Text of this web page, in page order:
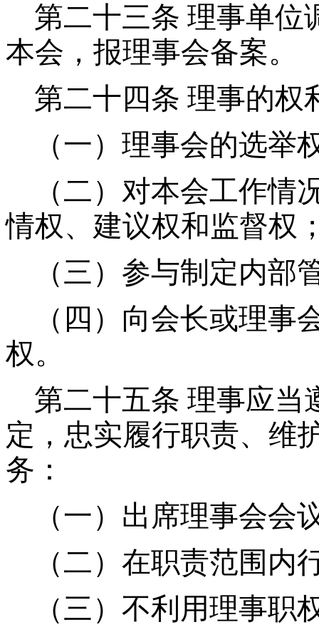
第二十三条 理事单位
本会，报理事会备案。
第二十四条 理事的权
（一）理事会的选举
（二）对本会工作情
情权、建议权和监督权
（三）参与制定内部
（四）向会长或理事
权。
第二十五条 理事应当
定，忠实履行职责、维
务：
（一）出席理事会会
（二）在职责范围内
（三）不利用理事职